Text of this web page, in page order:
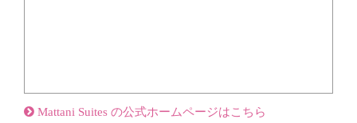
Mattani Suites の公式ホームページはこちら